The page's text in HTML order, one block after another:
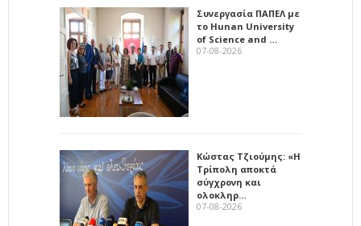
Συνεργασία ΠΑΠΕΛ με
το Hunan University
of Science and …
07-08-2026
Κώστας Τζιούμης: «Η
Τρίπολη αποκτά
σύγχρονη και
ολοκληρ…
07-08-2026